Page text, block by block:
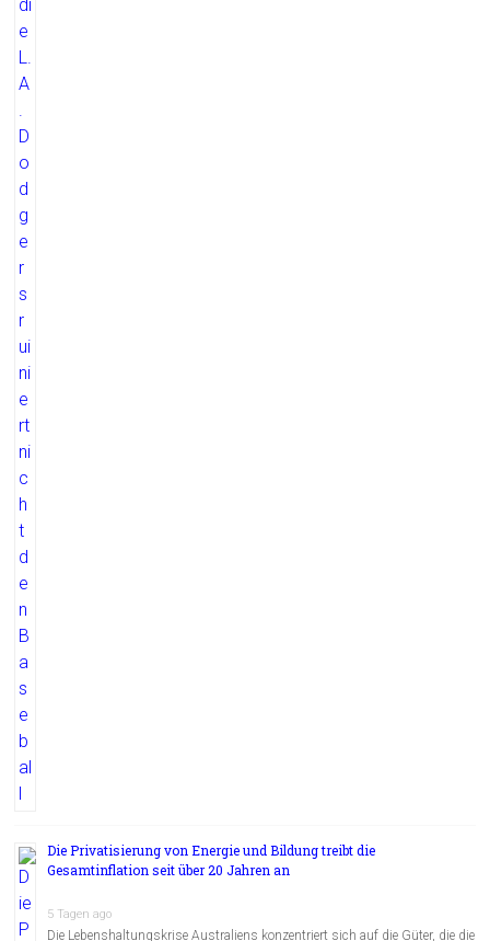
Die Privatisierung von Energie und Bildung treibt die
Gesamtinflation seit über 20 Jahren an
5 Tagen ago
Die Lebenshaltungskrise Australiens konzentriert sich auf die Güter, die die